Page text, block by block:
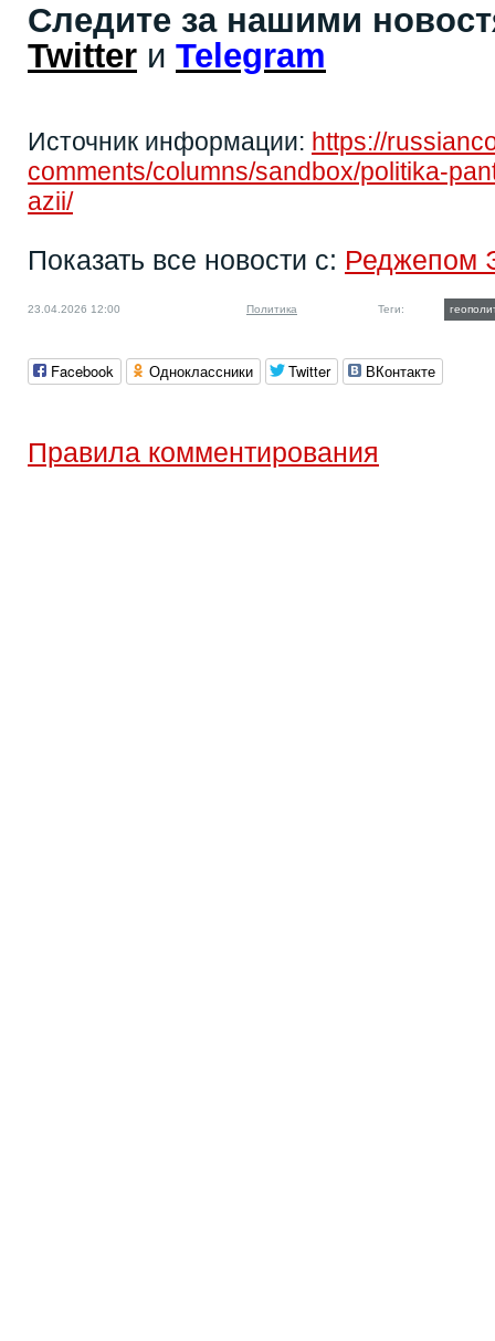
Следите за нашими
Twitter и Telegram
Источник информации: https://
comments/columns/sandbox/politika-
azii/
Показать все новости с: Реджепом
23.04.2026 12:00 Политика Теги:
Facebook Одноклассники Twitter ВКонтакте
Правила комментирования